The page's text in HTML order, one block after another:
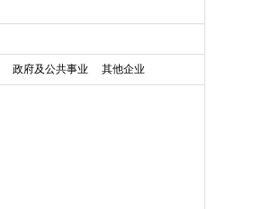
政府及公共事业 其他企业